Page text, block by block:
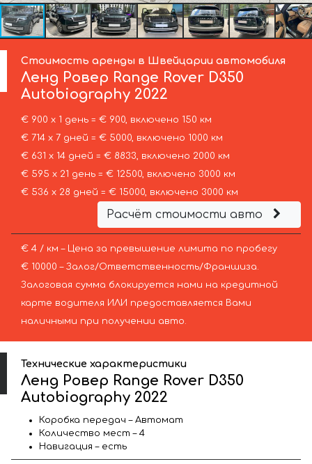
Стоимость аренды в Швейцарии автомобиля
Ленд Ровер Range Rover D350
Autobiography 2022
€ 900 х 1 день = € 900, включено 150 км
€ 714 х 7 дней = € 5000, включено 1000 км
€ 631 х 14 дней = € 8833, включено 2000 км
€ 595 х 21 день = € 12500, включено 3000 км
€ 536 х 28 дней = € 15000, включено 3000 км
Расчёт стоимости авто
€ 4 / км – Цена за превышение лимита по пробегу
€ 10000 – Залог/Ответственность/Франшиза.
Залоговая сумма блокируется нами на кредитной
карте водителя ИЛИ предоставляется Вами
наличными при получении авто.
Технические характеристики
Ленд Ровер Range Rover D350
Autobiography 2022
Коробка передач – Автомат
Количество мест – 4
Навигация – есть